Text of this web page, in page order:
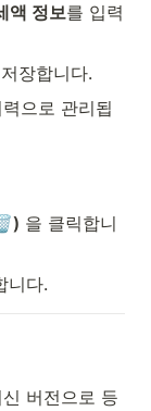
액 정보를 입력
장합니다.
으로 관리됩
을 클릭합니
니다.
버전으로 등